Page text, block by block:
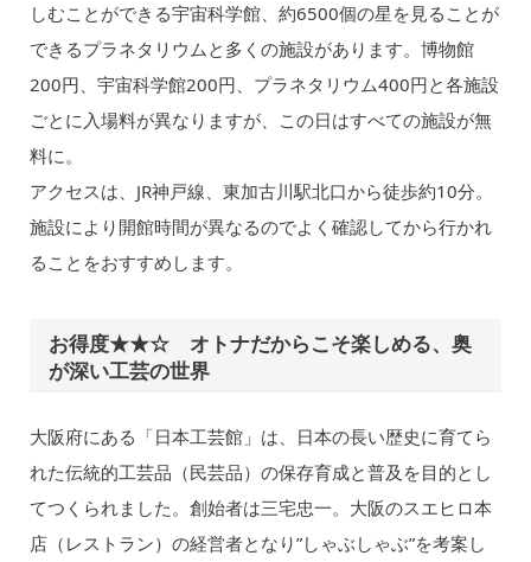
しむことができる宇宙科学館、約6500個の星を見ることが
できるプラネタリウムと多くの施設があります。博物館
200円、宇宙科学館200円、プラネタリウム400円と各施設
ごとに入場料が異なりますが、この日はすべての施設が無
料に。
アクセスは、JR神戸線、東加古川駅北口から徒歩約10分。
施設により開館時間が異なるのでよく確認してから行かれ
ることをおすすめします。
お得度★★☆ オトナだからこそ楽しめる、奥
が深い工芸の世界
大阪府にある「日本工芸館」は、日本の長い歴史に育てら
れた伝統的工芸品（民芸品）の保存育成と普及を目的とし
てつくられました。創始者は三宅忠一。大阪のスエヒロ本
店（レストラン）の経営者となり”しゃぶしゃぶ”を考案し